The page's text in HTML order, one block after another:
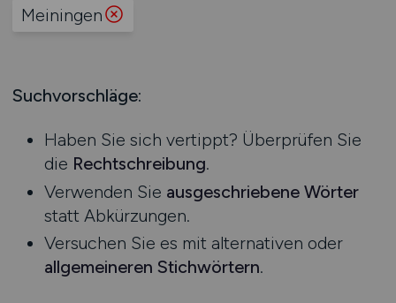
Prozessplanung / Steuerung
Supply Chain Management
Vertrieb / Verkauf / Handel
Zoll / Behörden
Sonstige
Praktikum
Hessen
Nordrhein-Westfalen
Saarland
Sachsen
Sachsen-Anhalt
Schleswig-Holstein
Thüringen
Deutschlandweit
Meiningen
Suchvorschläge:
Haben Sie sich vertippt? Überprüfen Sie
die Rechtschreibung.
Verwenden Sie ausgeschriebene Wörter
statt Abkürzungen.
Versuchen Sie es mit alternativen oder
allgemeineren Stichwörtern.